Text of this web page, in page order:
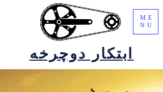
ابتکار دوچرخه
ME
NU